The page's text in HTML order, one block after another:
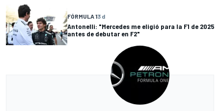
FÓRMULA 13 d
Antonelli: "Mercedes me eligió para la F1 de 2025
antes de debutar en F2"